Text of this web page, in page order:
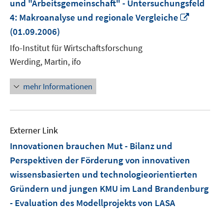
und "Arbeitsgemeinschaft" - Untersuchungsfeld
4: Makroanalyse und regionale Vergleiche
(01.09.2006)
Ifo-Institut für Wirtschaftsforschung
Werding, Martin, ifo
mehr Informationen
Externer Link
Innovationen brauchen Mut - Bilanz und
Perspektiven der Förderung von innovativen
wissensbasierten und technologieorientierten
Gründern und jungen KMU im Land Brandenburg
- Evaluation des Modellprojekts von LASA